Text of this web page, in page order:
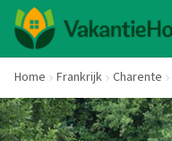
Home Frankrijk Charente